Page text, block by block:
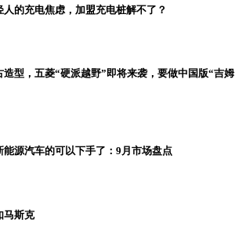
人的充电焦虑，加盟充电桩解不了？
造型，五菱“硬派越野”即将来袭，要做中国版“吉姆
能源汽车的可以下手了：9月市场盘点
马斯克